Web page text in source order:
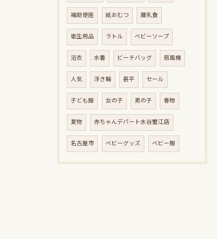
補助便座 紙おむつ 離乳食
衛生用品 ラトル ベビーソープ
浴衣 水着 ビーチバッグ 扇風機
人気 浮き輪 甚平 セール
子ども服 女の子 男の子 春物
夏物 赤ちゃんデパート水谷蟹江店
名古屋市 ベビーグッズ ベビー服